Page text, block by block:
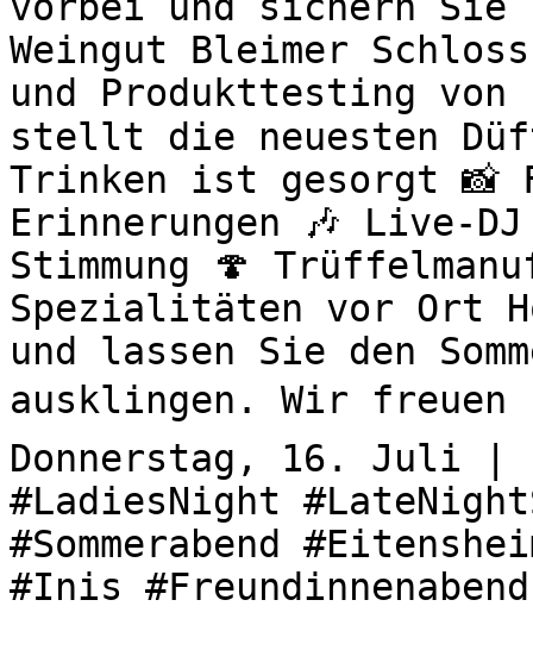
Weingut Bleimer
und Produkttesting
stellt die neuesten
Trinken ist gesorgt 📸
Erinnerungen 🎶
Stimmung 🍄
Spezialitäten vor Ort
und lassen Sie den
ausklingen. Wir freuen
Donnerstag, 16. Juli |
#LadiesNight
#Sommerabend
#Inis